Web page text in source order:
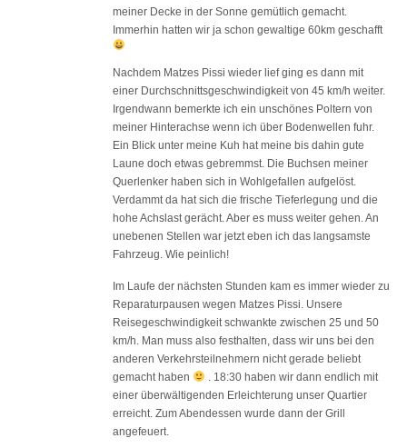
meiner Decke in der Sonne gemütlich gemacht.
Immerhin hatten wir ja schon gewaltige 60km geschafft
Nachdem Matzes Pissi wieder lief ging es dann mit
einer Durchschnittsgeschwindigkeit von 45 km/h weiter.
Irgendwann bemerkte ich ein unschönes Poltern von
meiner Hinterachse wenn ich über Bodenwellen fuhr.
Ein Blick unter meine Kuh hat meine bis dahin gute
Laune doch etwas gebremmst. Die Buchsen meiner
Querlenker haben sich in Wohlgefallen aufgelöst.
Verdammt da hat sich die frische Tieferlegung und die
hohe Achslast gerächt. Aber es muss weiter gehen. An
unebenen Stellen war jetzt eben ich das langsamste
Fahrzeug. Wie peinlich!
Im Laufe der nächsten Stunden kam es immer wieder zu
Reparaturpausen wegen Matzes Pissi. Unsere
Reisegeschwindigkeit schwankte zwischen 25 und 50
km/h. Man muss also festhalten, dass wir uns bei den
anderen Verkehrsteilnehmern nicht gerade beliebt
gemacht haben
. 18:30 haben wir dann endlich mit
einer überwältigenden Erleichterung unser Quartier
erreicht. Zum Abendessen wurde dann der Grill
angefeuert.